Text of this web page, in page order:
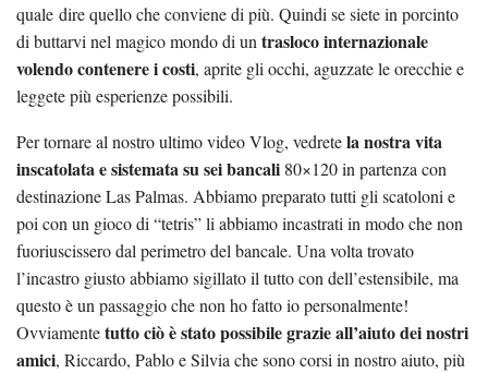
quale dire quello che conviene di più. Quindi se siete in porcinto
di buttarvi nel magico mondo di un trasloco internazionale
volendo contenere i costi, aprite gli occhi, aguzzate le orecchie e
leggete più esperienze possibili.
Per tornare al nostro ultimo video Vlog, vedretela nostra vita
inscatolata e sistemata su sei bancali 80×120 in partenza con
destinazione Las Palmas. Abbiamo preparato tutti gli scatoloni e
poi con un gioco di “tetris” li abbiamo incastrati in modo che non
fuoriuscissero dal perimetro del bancale. Una volta trovato
l’incastro giusto abbiamo sigillato il tutto con dell’estensibile, ma
questo è un passaggio che non ho fatto io personalmente!
Ovviamentetutto ciò è stato possibile grazie all’aiuto dei nostri
amici, Riccardo, Pablo e Silvia che sono corsi in nostro aiuto, più